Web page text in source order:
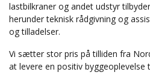
lastbilkraner og andet udstyr
herunder teknisk rådgivning og
og tilladelser.
Vi sætter stor pris på tilliden fra
at levere en positiv byggeoplevelse